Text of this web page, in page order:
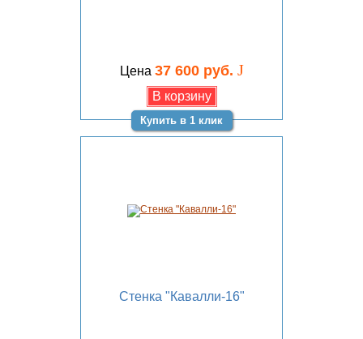
Цена 37 600 руб. J
Купить в 1 клик
Стенка "Кавалли-16"